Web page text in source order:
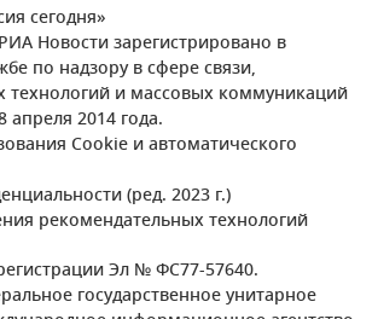
сегодня»
Новости зарегистрировано в
по надзору в сфере связи,
и массовых коммуникаций
апреля 2014 года.
Cookie и автоматического
(ред. 2023 г.)
рекомендательных технологий
Эл № ФС77-57640.
государственное унитарное